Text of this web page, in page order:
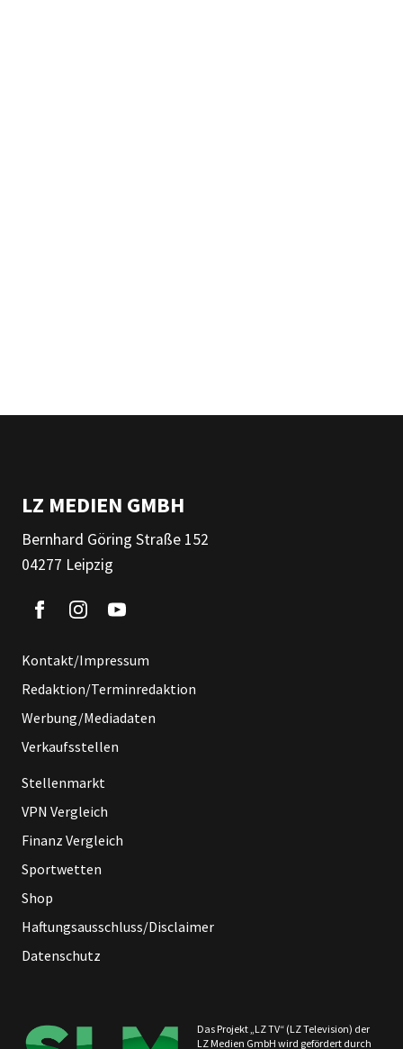
LZ MEDIEN GMBH
Bernhard Göring Straße 152
04277 Leipzig
Kontakt/Impressum
Redaktion/Terminredaktion
Werbung/Mediadaten
Verkaufsstellen
Stellenmarkt
VPN Vergleich
Finanz Vergleich
Sportwetten
Shop
Haftungsausschluss/Disclaimer
Datenschutz
Das Projekt „LZ TV“ (LZ Television) der
LZ Medien GmbH wird gefördert durch